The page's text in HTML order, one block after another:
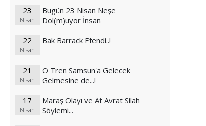
23
Nisan
Bugün 23 Nisan Neşe
Dol(m)uyor İnsan
22
Nisan
Bak Barrack Efendi..!
21
Nisan
O Tren Samsun'a Gelecek
Gelmesine de...!
17
Nisan
Maraş Olayı ve At Avrat Silah
Söylemi...